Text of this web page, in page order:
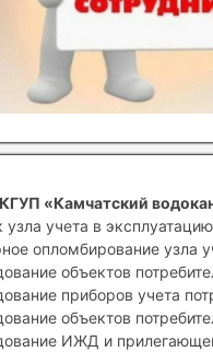
«Камчатский
узла учета в
опломбирование узла
объектов
приборов учета
объектов
ИЖД и